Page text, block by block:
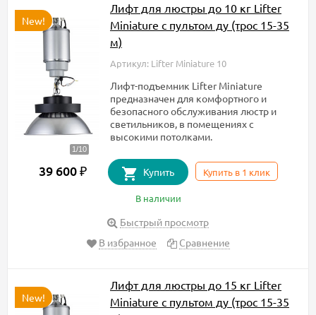
New!
Лифт для люстры до 10 кг Lifter
Miniature с пультом ду (трос 15-35
м)
Артикул: Lifter Miniature 10
Лифт-подъемник Lifter Miniature
предназначен для комфортного и
безопасного обслуживания люстр и
светильников, в помещениях с
высокими потолками.
39 600 ₽ Купить Купить в 1 клик
В наличии
Быстрый просмотр
В избранное
Сравнение
New!
Лифт для люстры до 15 кг Lifter
Miniature с пультом ду (трос 15-35